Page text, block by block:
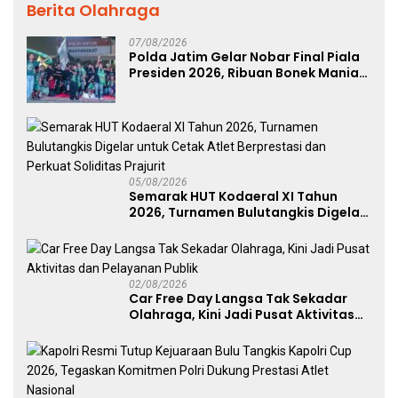
Berita Olahraga
07/08/2026
Polda Jatim Gelar Nobar Final Piala
Presiden 2026, Ribuan Bonek Mania
05/08/2026
Semarak HUT Kodaeral XI Tahun
2026, Turnamen Bulutangkis Digelar
Perkuat Soliditas Prajurit
02/08/2026
Car Free Day Langsa Tak Sekadar
Olahraga, Kini Jadi Pusat Aktivitas